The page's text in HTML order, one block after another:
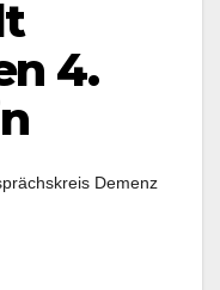
4.
Demenz